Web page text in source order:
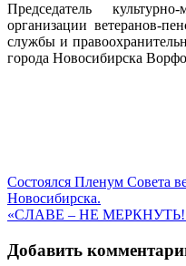
Председатель
организации ветеранов-
службы и
города Новосибирска
Состоялся Пленум Совета
Новосибирска.
«СЛАВЕ – НЕ
Добавить